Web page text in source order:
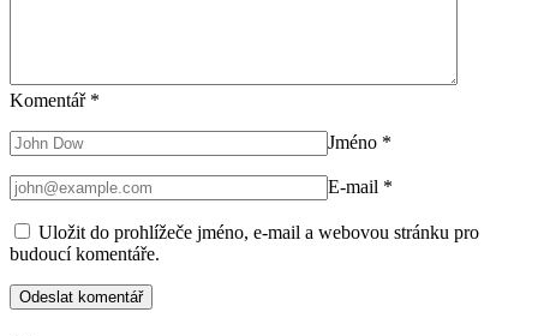
Komentář *
Jméno *
E-mail *
Uložit do prohlížeče jméno, e-mail a webovou stránku pro
budoucí komentáře.